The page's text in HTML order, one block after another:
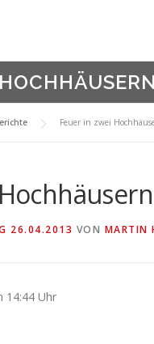
Feuer in zwei
26.04.2013 VON MARTIN
14:44 Uhr